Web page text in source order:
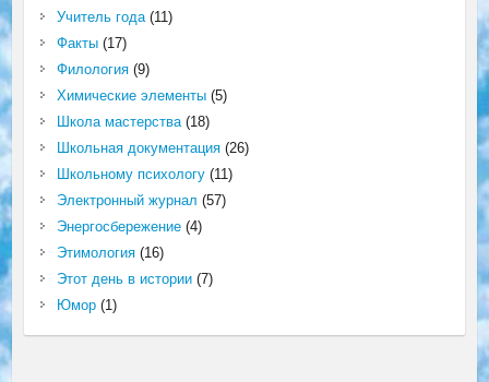
Учитель года(11)
Факты(17)
Филология(9)
Химические элементы(5)
Школа мастерства(18)
Школьная документация(26)
Школьному психологу(11)
Электронный журнал (57)
Энергосбережение(4)
Этимология(16)
Этот день в истории(7)
Юмор(1)